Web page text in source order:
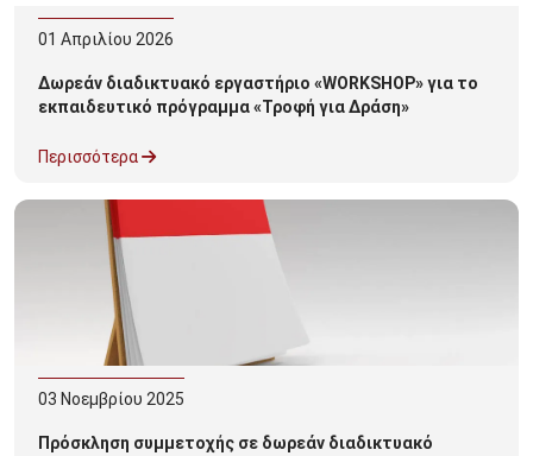
01 Απριλίου 2026
Δωρεάν διαδικτυακό εργαστήριο «WORKSHOP» για το
εκπαιδευτικό πρόγραμμα «Τροφή για Δράση»
Περισσότερα
03 Νοεμβρίου 2025
Πρόσκληση συμμετοχής σε δωρεάν διαδικτυακό